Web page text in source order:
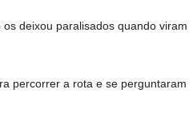
os deixou paralisados ​​quando viram
percorrer a rota e se perguntaram